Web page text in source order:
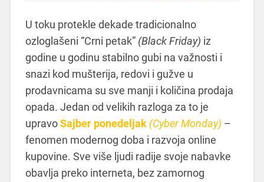
U toku protekle dekade tradicionalno
ozloglašeni “Crni petak” (Black Friday) iz
godine u godinu stabilno gubi na važnosti i
snazi kod mušterija, redovi i gužve u
prodavnicama su sve manji i količina prodaja
opada. Jedan od velikih razloga za to je
upravoSajber ponedeljak (Cyber Monday) –
fenomen modernog doba i razvoja online
kupovine. Sve više ljudi radije svoje nabavke
obavlja preko interneta, bez zamornog